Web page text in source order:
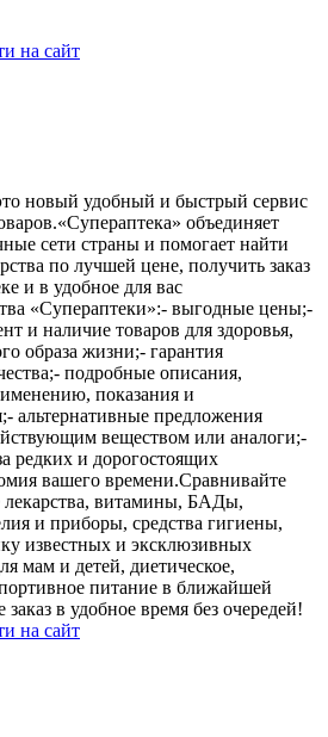
на сайт
новый удобный и быстрый сервис
объединяет
сети страны и помогает найти
по лучшей цене, получить заказ
и в удобное для вас
«Супераптеки»:- выгодные цены;-
и наличие товаров для здоровья,
образа жизни;- гарантия
подробные описания,
показания и
альтернативные предложения
веществом или аналоги;-
редких и дорогостоящих
вашего времени.Сравнивайте
витамины, БАДы,
и приборы, средства гигиены,
известных и эксклюзивных
мам и детей, диетическое,
питание в ближайшей
заказ в удобное время без очередей!
на сайт